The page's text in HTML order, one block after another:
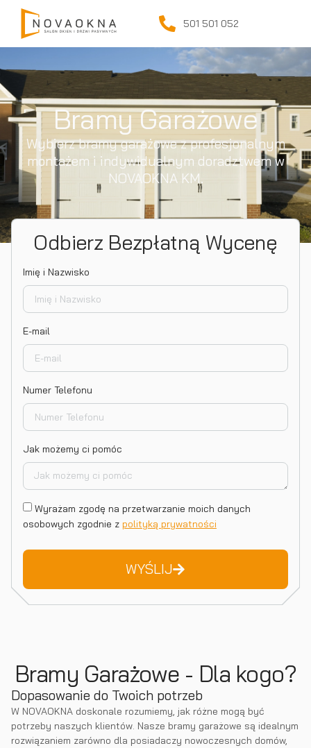
501 501 052
Bramy Garażowe
Wybierz bramy garażowe z profesjonalnym
montażem i indywidualnym doradztwem w
NOVAOKNA KM.
Odbierz Bezpłatną Wycenę
Imię i Nazwisko
E-mail
Numer Telefonu
Jak możemy ci pomóc
Wyrażam zgodę na przetwarzanie moich danych
osobowych zgodnie z polityką prywatności
WYŚLIJ
Bramy Garażowe - Dla kogo?
Dopasowanie do Twoich potrzeb
W NOVAOKNA doskonale rozumiemy, jak różne mogą być
potrzeby naszych klientów. Nasze bramy garażowe są idealnym
rozwiązaniem zarówno dla posiadaczy nowoczesnych domów,